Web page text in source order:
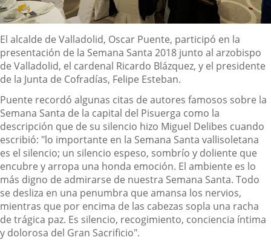
Descripción
El alcalde de Valladolid, Oscar Puente, participó en la
presentación de la Semana Santa 2018 junto al arzobispo
de Valladolid, el cardenal Ricardo Blázquez, y el presidente
de la Junta de Cofradías, Felipe Esteban.
Puente recordó algunas citas de autores famosos sobre la
Semana Santa de la capital del Pisuerga como la
descripción que de su silencio hizo Miguel Delibes cuando
escribió: "lo importante en la Semana Santa vallisoletana
es el silencio; un silencio espeso, sombrío y doliente que
encubre y arropa una honda emoción. El ambiente es lo
más digno de admirarse de nuestra Semana Santa. Todo
se desliza en una penumbra que amansa los nervios,
mientras que por encima de las cabezas sopla una racha
de trágica paz. Es silencio, recogimiento, conciencia íntima
y dolorosa del Gran Sacrificio".